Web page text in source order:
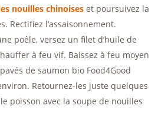
nouilles chinoises et poursuivez la
Rectifiez l’assaisonnement.
poêle, versez un filet d’huile de
à feu vif. Baissez à feu moyen
de saumon bio Food4Good
Retournez-les juste quelques
poisson avec la soupe de nouilles